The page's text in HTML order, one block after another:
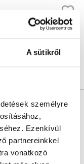
A sütikről
személyre
Ezenkívül
partnereinkkel
vonatkozó
Ezen orvosok által
az egészségügyi
pedig a
A foglaljorvost.hu
bármely szakorvos